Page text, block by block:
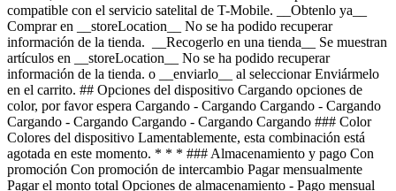
compatible con el servicio satelital de T-Mobile. __Obtenlo ya__
Comprar en __storeLocation__ No se ha podido recuperar
información de la tienda. __Recogerlo en una tienda__ Se muestran
artículos en __storeLocation__ No se ha podido recuperar
información de la tienda. o __enviarlo__ al seleccionar Enviármelo
en el carrito. ## Opciones del dispositivo Cargando opciones de
color, por favor espera Cargando - Cargando Cargando - Cargando
Cargando - Cargando Cargando - Cargando Cargando ### Color
Colores del dispositivo Lamentablemente, esta combinación está
agotada en este momento. * * * ### Almacenamiento y pago Con
promoción Con promoción de intercambio Pagar mensualmente
Pagar el monto total Opciones de almacenamiento - Pago mensual